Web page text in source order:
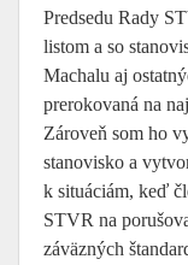
Predsedu Rady
listom a so
Machalu aj
prerokovaná na
Zároveň som ho
stanovisko a
k situáciám, keď
STVR na
záväzných